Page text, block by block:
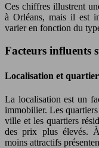
Ces chiffres illustrent
à Orléans, mais il est
varier en fonction du
Facteurs influents
Localisation et quartier
La localisation est un
immobilier. Les
ville et les quartiers
des prix plus élevés.
moins attractifs